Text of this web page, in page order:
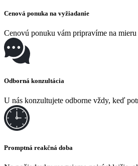
Cenová ponuka na vyžiadanie
Cenovú ponuku vám pripravíme na
Odborná konzultácia
U nás konzultujete odborne vždy, keď
Promptná reakčná doba